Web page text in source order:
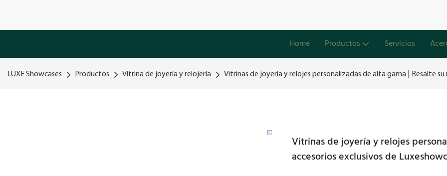
Home Productos Servicios
LUXE Showcases Productos Vitrina de joyería y relojería Vitrinas de joyería y relojes personalizadas de alta gama | Resalte
Vitrinas de joyería y relojes
accesorios exclusivos de